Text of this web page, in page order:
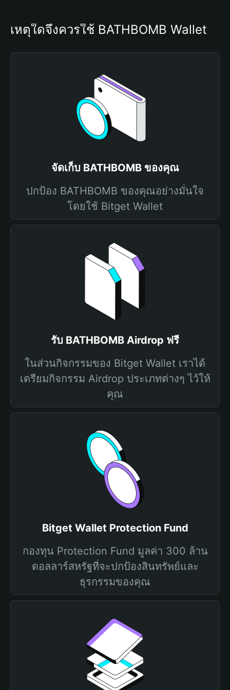
เหตุใดจึงควรใช้ BATHBOMB Wallet
จัดเก็บ BATHBOMB ของคุณ
ปกป้อง BATHBOMB ของคุณอย่างมั่นใจ
โดยใช้ Bitget Wallet
รับ BATHBOMB Airdrop ฟรี
ในส่วนกิจกรรมของ Bitget Wallet เราได้
เตรียมกิจกรรม Airdrop ประเภทต่างๆ ไว้ให้
คุณ
Bitget Wallet Protection Fund
กองทุน Protection Fund มูลค่า 300 ล้าน
ดอลลาร์สหรัฐที่จะปกป้องสินทรัพย์และ
ธุรกรรมของคุณ